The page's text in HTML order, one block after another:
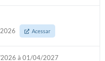
2026
Acessar
à 01/04/2027